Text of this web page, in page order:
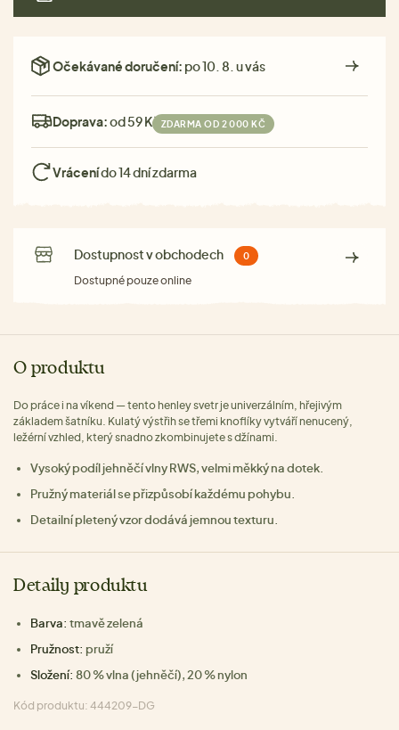
Očekávané doručení: po 10. 8. u vás
Doprava:od 59 Kč ZDARMA OD 2 000 KČ
Vrácenído 14 dní zdarma
Dostupnost v obchodech 0
Dostupné pouze online
O produktu
Do práce i na víkend — tento henley svetr je univerzálním, hřejivým
základem šatníku. Kulatý výstřih se třemi knoflíky vytváří nenucený,
ležérní vzhled, který snadno zkombinujete s džínami.
Vysoký podíl jehněčí vlny RWS, velmi měkký na dotek.
Pružný materiál se přizpůsobí každému pohybu.
Detailní pletený vzor dodává jemnou texturu.
Detaily produktu
Barva: tmavě zelená
Pružnost: pruží
Složení: 80 % vlna (jehněčí), 20 % nylon
Kód produktu: 444209-DG